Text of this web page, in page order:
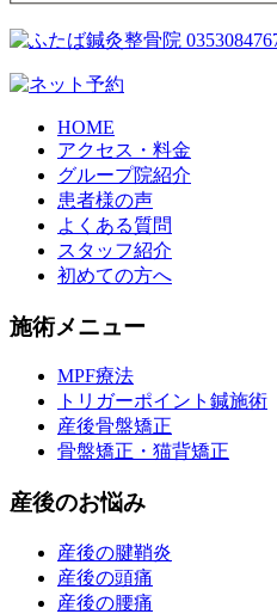
HOME
アクセス・料金
グループ院紹介
患者様の声
よくある質問
スタッフ紹介
初めての方へ
施術メニュー
MPF療法
トリガーポイント鍼施術
産後骨盤矯正
骨盤矯正・猫背矯正
産後のお悩み
産後の腱鞘炎
産後の頭痛
産後の腰痛